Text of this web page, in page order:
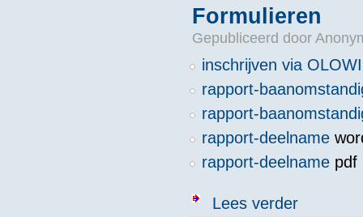
Formulieren
Gepubliceerd door
inschrijven via
rapport-
rapport-
rapport-deelname
rapport-deelname pdf
Lees verderover